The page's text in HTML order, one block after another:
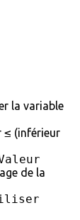
la variable
≤ (inférieur
de la